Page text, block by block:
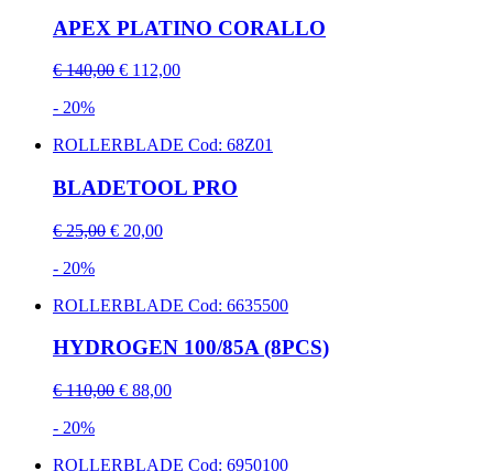
APEX PLATINO CORALLO
€ 140,00 € 112,00
- 20%
ROLLERBLADE Cod: 68Z01
BLADETOOL PRO
€ 25,00 € 20,00
- 20%
ROLLERBLADE Cod: 6635500
HYDROGEN 100/85A (8PCS)
€ 110,00 € 88,00
- 20%
ROLLERBLADE Cod: 6950100